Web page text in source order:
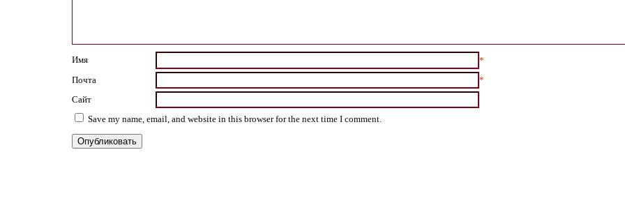
Имя
*
Почта
*
Сайт
Save my name, email, and website in this browser for the next time I comment.